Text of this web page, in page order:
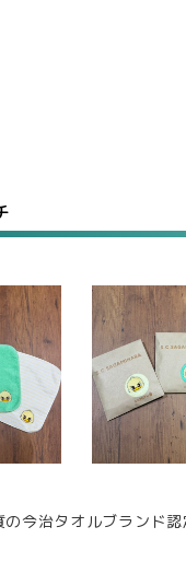
今治タオルブランド